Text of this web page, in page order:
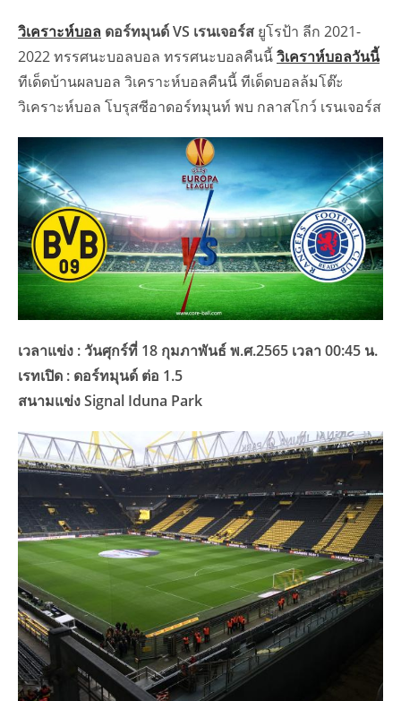
วิเคราะห์บอล ดอร์ทมุนด์ VS เรนเจอร์ส ยูโรป้า ลีก 2021-
2022 ทรรศนะบอลบอล ทรรศนะบอลคืนนี้วิเคราห์บอลวันนี้
ทีเด็ดบ้านผลบอล วิเคราะห์บอลคืนนี้ ทีเด็ดบอลล้มโต๊ะ
วิเคราะห์บอล โบรุสซีอาดอร์ทมุนท์ พบ กลาสโกว์ เรนเจอร์ส
เวลาแข่ง : วันศุกร์ที่ 18 กุมภาพันธ์ พ.ศ.2565 เวลา 00:45 น.
เรทเปิด : ดอร์ทมุนด์ ต่อ 1.5
สนามแข่ง Signal Iduna Park